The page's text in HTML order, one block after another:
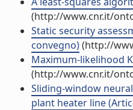
(http://www.cnr.it/
Static security
convegno)(http://
Maximum-likelihood
(http://www.cnr.it/
Sliding-window
plant heater line